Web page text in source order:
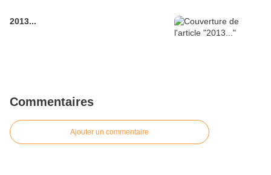
2013...
Commentaires
Ajouter un commentaire